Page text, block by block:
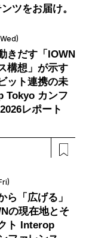
ツをお届け。
きだす「IOWN
構想」が示す
ット連携の未
Tokyo カンフ
レポート
ら「広げる」
の現在地とそ
ト Interop